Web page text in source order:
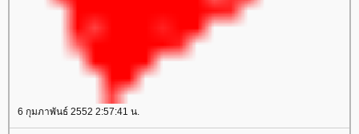
6 กุมภาพันธ์ 2552 2:57:41 น.